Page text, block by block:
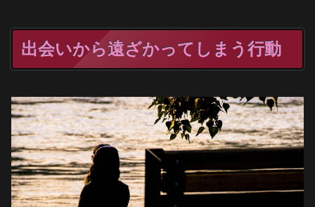
出会いから遠ざかってしまう行動